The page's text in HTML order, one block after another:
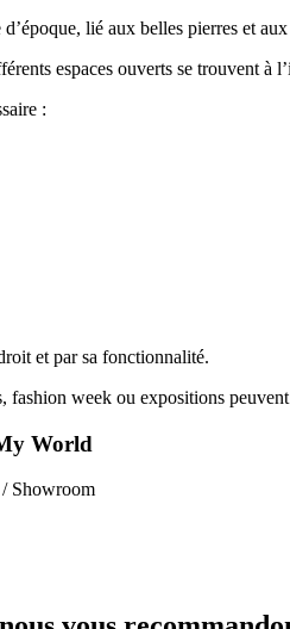
lié aux belles pierres et
espaces ouverts se trouvent à
:
et par sa fonctionnalité.
fashion week ou expositions
World
Showroom